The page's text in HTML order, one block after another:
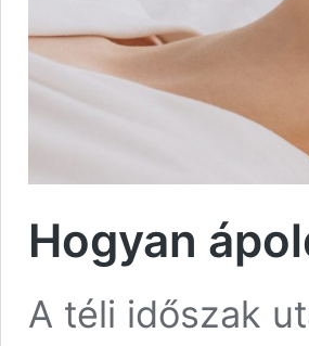
Hogyan
A téli időszak